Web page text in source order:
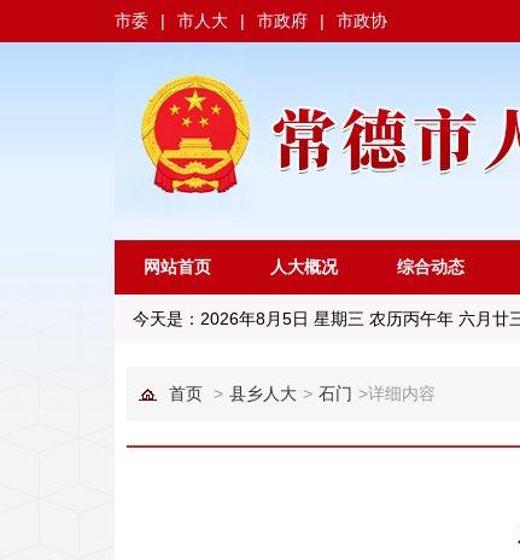
市委 | 市人大 | 市政府 | 市政协
网站首页 人大概况 综合动态
今天是： 2026年8月5日 星期三 农历丙午年 六月廿
首页 > 县乡人大 > 石门 >详细内容